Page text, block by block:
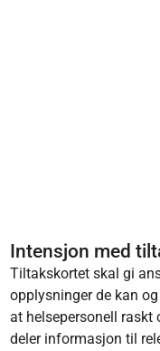
Intensjon med
Tiltakskortet skal gi
opplysninger de kan
at helsepersonell
deler informasjon til